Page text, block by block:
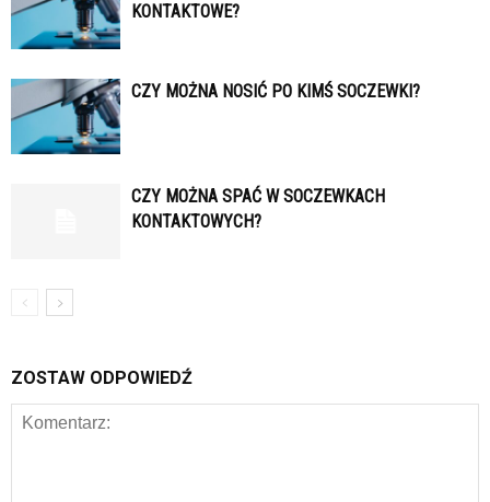
KONTAKTOWE?
CZY MOŻNA NOSIĆ PO KIMŚ SOCZEWKI?
CZY MOŻNA SPAĆ W SOCZEWKACH
KONTAKTOWYCH?
ZOSTAW ODPOWIEDŹ